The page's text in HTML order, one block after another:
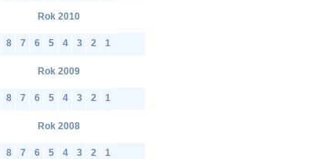
Rok 2010
8 7 6 5 4 3 2 1
Rok 2009
8 7 6 5 4 3 2 1
Rok 2008
8 7 6 5 4 3 2 1